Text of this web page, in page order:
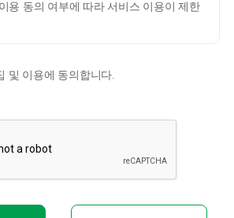
용 동의 여부에 따라 서비스 이용이 제한
및 이용에 동의합니다.